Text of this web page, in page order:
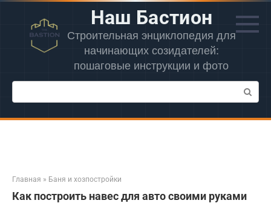
Перейти
контенту
Наш Бастион
Строительная энциклопедия для
начинающих созидателей:
пошаговые инструкции и фото
Поиск:
Главная » Баня и хозпостройки
Как построить навес для авто своими руками